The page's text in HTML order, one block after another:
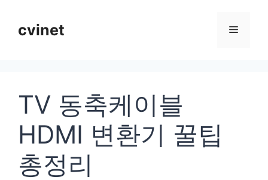
cvinet 메
TV 동축케이블
HDMI 변환기 꿀팁
총정리